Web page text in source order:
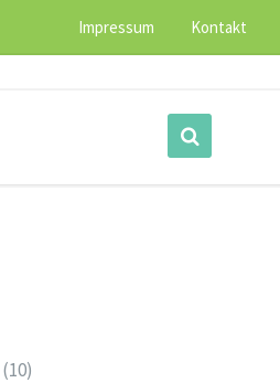
Impressum Kontakt
(10)